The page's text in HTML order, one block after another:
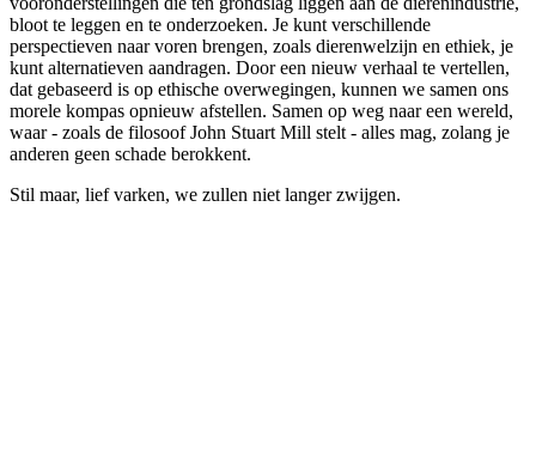
bloot te leggen en te onderzoeken. Je kunt verschillende
perspectieven naar voren brengen, zoals dierenwelzijn en ethiek, je
kunt alternatieven aandragen. Door een nieuw verhaal te vertellen,
dat gebaseerd is op ethische overwegingen, kunnen we samen ons
morele kompas opnieuw afstellen. Samen op weg naar een wereld,
waar - zoals de filosoof John Stuart Mill stelt - alles mag, zolang je
anderen geen schade berokkent.
Stil maar, lief varken, we zullen niet langer zwijgen.